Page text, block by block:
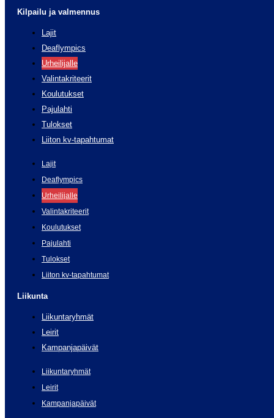
Kilpailu ja valmennus
Lajit
Deaflympics
Urheilijalle
Valintakriteerit
Koulutukset
Pajulahti
Tulokset
Liiton kv-tapahtumat
Lajit
Deaflympics
Urheilijalle
Valintakriteerit
Koulutukset
Pajulahti
Tulokset
Liiton kv-tapahtumat
Liikunta
Liikuntaryhmät
Leirit
Kampanjapäivät
Liikuntaryhmät
Leirit
Kampanjapäivät